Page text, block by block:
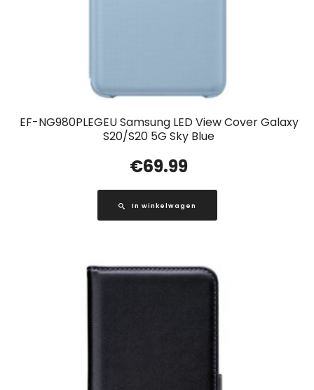
EF-NG980PLEGEU Samsung LED View Cover Galaxy
S20/S20 5G Sky Blue
€69.99
In winkelwagen